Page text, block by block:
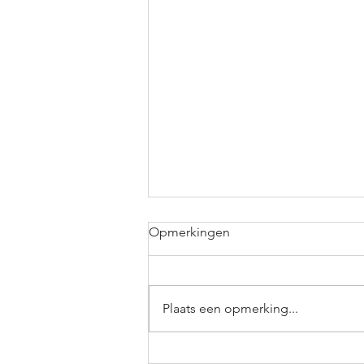
Voorst op Wielen
Opmerkingen
Plaats een opmerking...